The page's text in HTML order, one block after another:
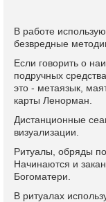
В работе
безвредные
Если говорить о
подручных
это - метаязык,
карты Ленорман.
Дистанционные
визуализации.
Ритуалы, обряды
Начинаются и
Богоматери.
В ритуалах